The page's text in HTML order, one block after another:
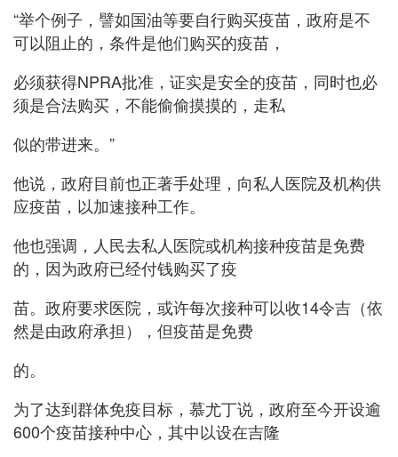
“举个例子，譬如国油等要自行购买疫苗，政府是不
可以阻止的，条件是他们购买的疫苗，
必须获得NPRA批准，证实是安全的疫苗，同时也必
须是合法购买，不能偷偷摸摸的，走私
似的带进来。”
他说，政府目前也正著手处理，向私人医院及机构供
应疫苗，以加速接种工作。
他也强调，人民去私人医院或机构接种疫苗是免费
的，因为政府已经付钱购买了疫
苗。政府要求医院，或许每次接种可以收14令吉（依
然是由政府承担），但疫苗是免费
的。
为了达到群体免疫目标，慕尤丁说，政府至今开设逾
600个疫苗接种中心，其中以设在吉隆